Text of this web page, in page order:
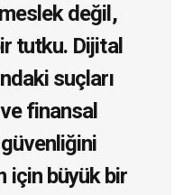
değil,
tutku. Dijital
suçları
finansal
için büyük bir